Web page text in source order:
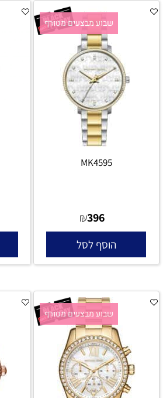
שבוע מבצעים מטורף
MK4595
₪396
הוסף לסל
שבוע מבצעים מטורף